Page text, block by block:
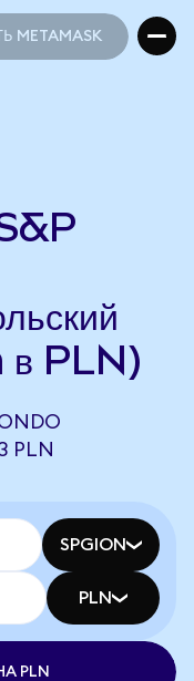
METAMASK
в PLN)
PLN
SPGION
PLN
PLN